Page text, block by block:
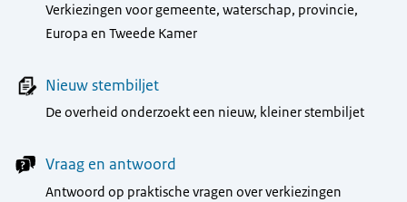
Verkiezingen voor gemeente, waterschap, provincie,
Europa en Tweede Kamer
Nieuw stembiljet
De overheid onderzoekt een nieuw, kleiner stembiljet
Vraag en antwoord
Antwoord op praktische vragen over verkiezingen